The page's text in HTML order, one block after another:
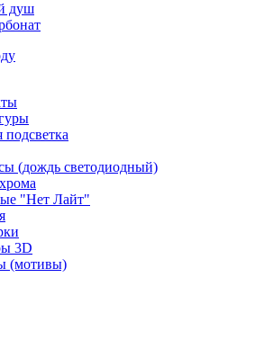
душ
подсветка
(дождь светодиодный)
"Нет Лайт"
3D
(мотивы)